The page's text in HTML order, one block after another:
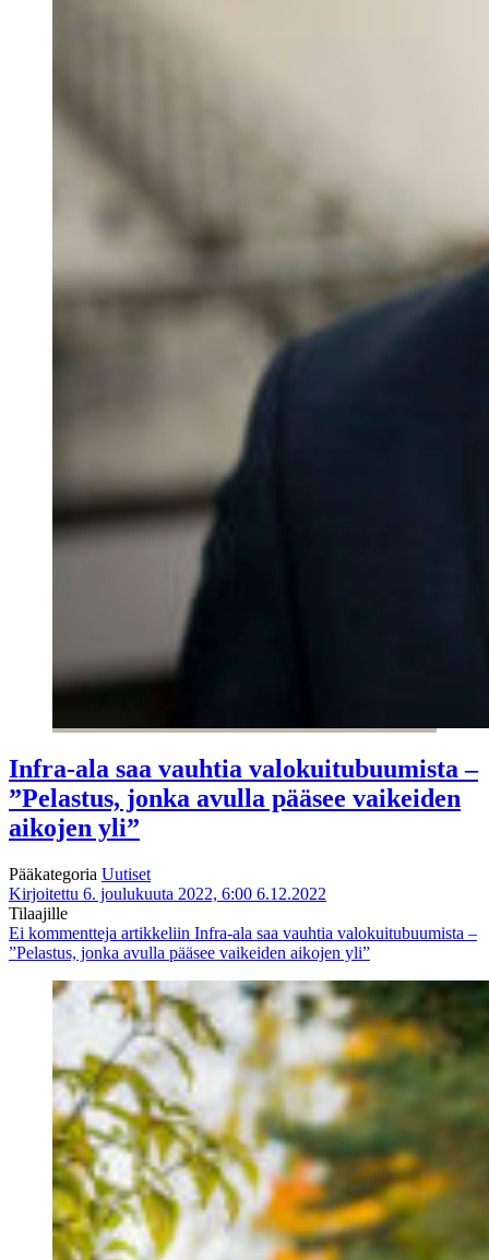
Infra-ala saa vauhtia valokuitubuumista –
”Pelastus, jonka avulla pääsee vaikeiden
aikojen yli”
Pääkategoria Uutiset
Kirjoitettu 6. joulukuuta 2022, 6:00 6.12.2022
Tilaajille
Ei kommentteja artikkeliin Infra-ala saa vauhtia valokuitubuumista –
”Pelastus, jonka avulla pääsee vaikeiden aikojen yli”